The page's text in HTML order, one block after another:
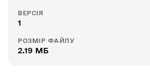
ВЕРСІЯ
1
РОЗМІР ФАЙЛУ
2.19 МБ